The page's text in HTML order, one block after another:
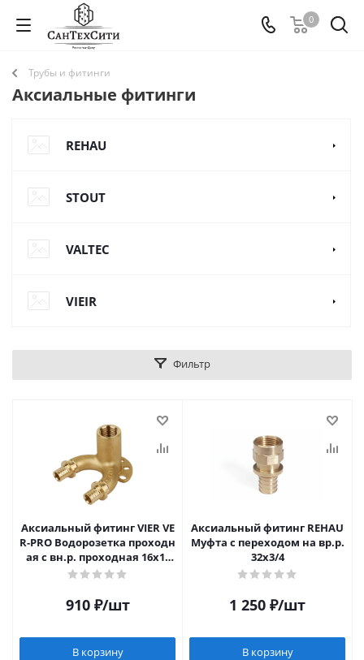
0
Трубы и фитинги
Аксиальные фитинги
REHAU
STOUT
VALTEC
VIEIR
Фильтр
Аксиальный фитинг VIER VE
R-PRO Водорозетка проходн
ая с вн.р. проходная 16х1/
2"х16 (2/32)
910₽/шт
В корзину
Аксиальный фитинг REHAU
Муфта с переходом на вр.р.
32х3/4
1 250 ₽/шт
В корзину